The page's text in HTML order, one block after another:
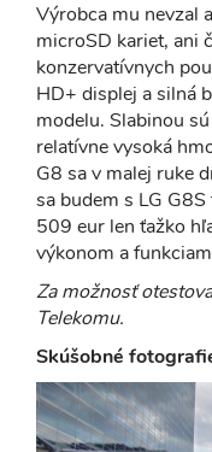
Výrobca mu nevzal
microSD kariet, ani
konzervatívnych
HD+ displej a silná
modelu. Slabinou
relatívne vysoká
G8 sa v malej ruke
sa budem s LG
509 eur len ťažko
výkonom a
Za možnosť
Telekomu.
Skúšobné